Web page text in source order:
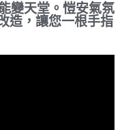
變天堂。愷安氣氛
造，讓您一根手指